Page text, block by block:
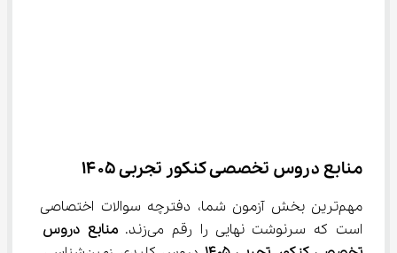
منابع دروس تخصصی کنکور تجربی ۱۴۰۵
مهم‌ترین بخش آزمون شما، دفترچه سوالات اختصاصی
است که سرنوشت نهایی را رقم می‌زند.
منابع دروس